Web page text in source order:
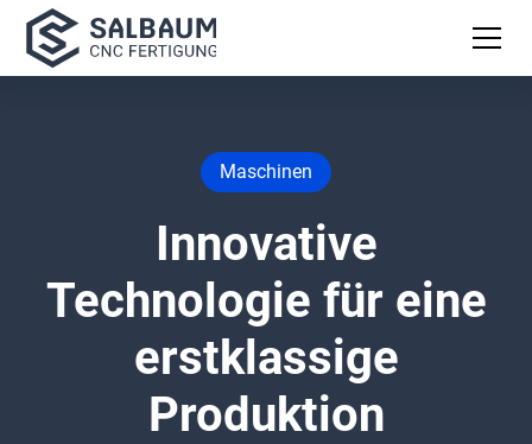
Maschinen
Innovative
Technologie für eine
erstklassige
Produktion